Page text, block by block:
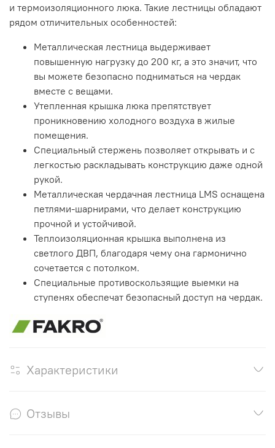
и термоизоляционного люка. Такие лестницы обладают
рядом отличительных особенностей:
Металлическая лестница выдерживает
повышенную нагрузку до 200 кг, а это значит, что
вы можете безопасно подниматься на чердак
вместе с вещами.
Утепленная крышка люка препятствует
проникновению холодного воздуха в жилые
помещения.
Специальный стержень позволяет открывать и с
легкостью раскладывать конструкцию даже одной
рукой.
Металлическая чердачная лестница LMS оснащена
петлями-шарнирами, что делает конструкцию
прочной и устойчивой.
Теплоизоляционная крышка выполнена из
светлого ДВП, благодаря чему она гармонично
сочетается с потолком.
Специальные противоскользящие выемки на
ступенях обеспечат безопасный доступ на чердак.
Характеристики
Отзывы